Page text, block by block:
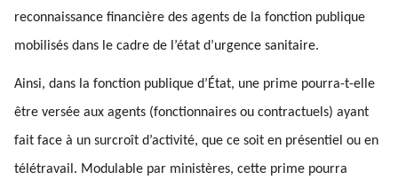
reconnaissance financière des agents de la fonction publique
mobilisés dans le cadre de l’état d’urgence sanitaire.
Ainsi, dans la fonction publique d’État, une prime pourra-t-elle
être versée aux agents (fonctionnaires ou contractuels) ayant
fait face à un surcroît d’activité, que ce soit en présentiel ou en
télétravail. Modulable par ministères, cette prime pourra